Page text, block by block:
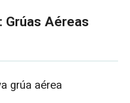
Grúas Aéreas
grúa aérea